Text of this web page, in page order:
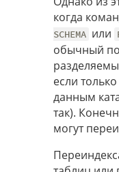
когда
SCHEMA или
обычный
если
данным
так).
могут